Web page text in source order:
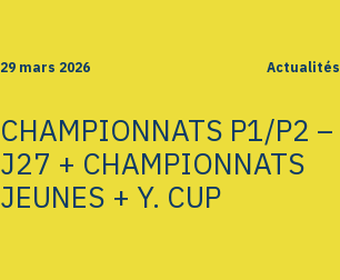
29 mars 2026 Actualités
CHAMPIONNATS P1/P2 –
J27 + CHAMPIONNATS
JEUNES + Y. CUP